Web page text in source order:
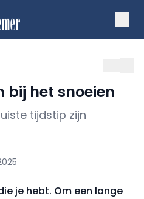
bij het snoeien
tijdstip zijn
je hebt. Om een lange